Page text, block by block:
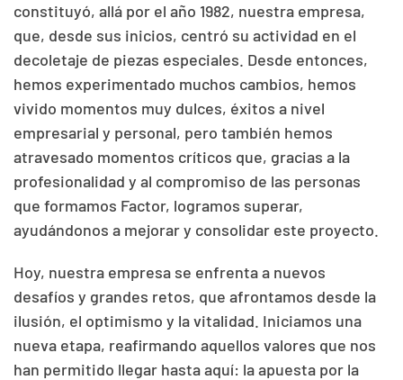
constituyó, allá por el año 1982, nuestra empresa,
que, desde sus inicios, centró su actividad en el
decoletaje de piezas especiales. Desde entonces,
hemos experimentado muchos cambios, hemos
vivido momentos muy dulces, éxitos a nivel
empresarial y personal, pero también hemos
atravesado momentos críticos que, gracias a la
profesionalidad y al compromiso de las personas
que formamos Factor, logramos superar,
ayudándonos a mejorar y consolidar este proyecto.
Hoy, nuestra empresa se enfrenta a nuevos
desafíos y grandes retos, que afrontamos desde la
ilusión, el optimismo y la vitalidad. Iniciamos una
nueva etapa, reafirmando aquellos valores que nos
han permitido llegar hasta aquí: la apuesta por la